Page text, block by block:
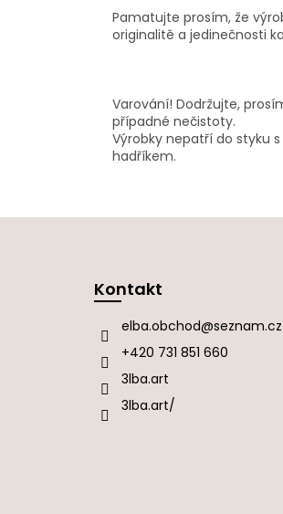
Pamatujte prosím, že
originalitě a jedinečnosti
Varování! Dodržujte,
případné nečistoty.
Výrobky nepatří do styku
hadříkem.
Kontakt
elba.obchod@seznam.cz
+420 731 851 660
3lba.art
3lba.art/